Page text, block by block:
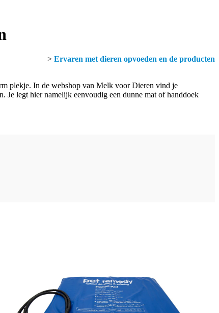
> Ervaren met dieren opvoeden en de producten
plekje. In de webshop van Melk voor Dieren vind je
Je legt hier namelijk eenvoudig een dunne mat of handdoek